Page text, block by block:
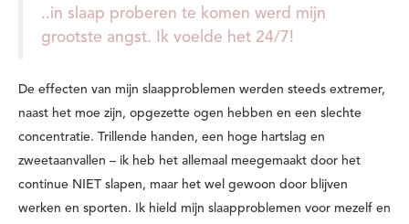
..in slaap proberen te komen werd mijn
grootste angst. Ik voelde het 24/7!
De effecten van mijn slaapproblemen werden steeds extremer,
naast het moe zijn, opgezette ogen hebben en een slechte
concentratie. Trillende handen, een hoge hartslag en
zweetaanvallen – ik heb het allemaal meegemaakt door het
continue NIET slapen, maar het wel gewoon door blijven
werken en sporten. Ik hield mijn slaapproblemen voor mezelf en